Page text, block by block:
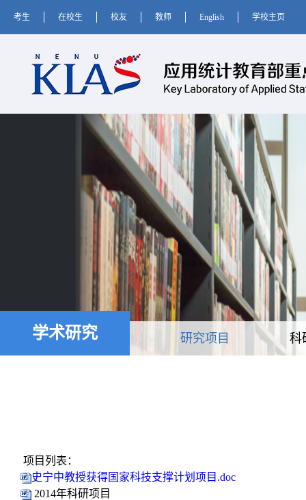
考生 在校生 校友 教师 English 学校主页
学术研究 研究项目 科
项目列表：
史宁中教授获得国家科技支撑计划项目.doc
2014年科研项目